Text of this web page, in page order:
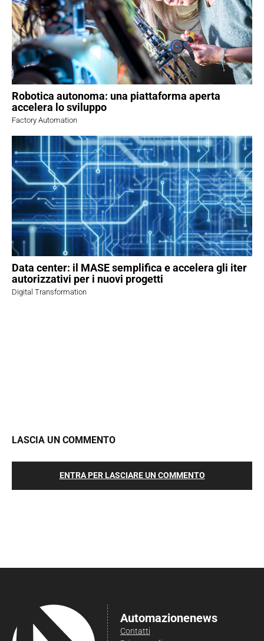
Robotica autonoma: una piattaforma aperta
accelera lo sviluppo
Factory Automation
Data center: il MASE semplifica e accelera gli iter
autorizzativi per i nuovi progetti
Digital Transformation
LASCIA UN COMMENTO
ENTRA PER LASCIARE UN COMMENTO
Automazionenews
Contatti